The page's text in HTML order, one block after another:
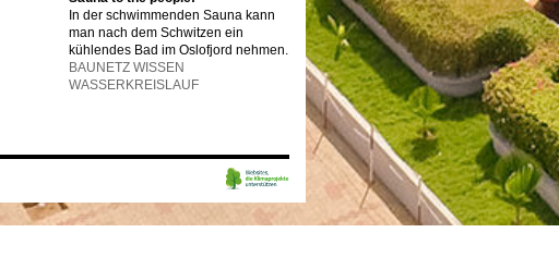
In der schwimmenden Sauna kann
man nach dem Schwitzen ein
kühlendes Bad im Oslofjord nehmen.
BAUNETZ WISSEN
WASSERKREISLAUF